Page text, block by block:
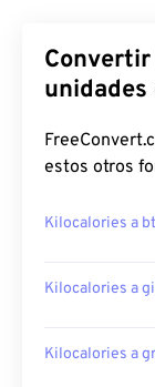
unidades
estos otros
Kilocalories a
Kilocalories a
Kilocalories a